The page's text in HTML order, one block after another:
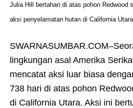
Julia Hill bertahan di atas pohon Redwood
aksi penyelamatan hutan di California Utara
lingkungan asal Amerika
mencatat aksi luar biasa
738 hari di atas pohon
di California Utara. Aksi ini